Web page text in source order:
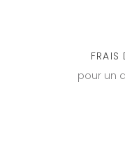
FRAIS
pour un